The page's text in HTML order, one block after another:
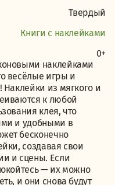
Твердый
Книги с наклейками
0+
наклейками
весёлые игры и
Наклейки из мягкого и
к любой
клея, что
и удобными в
бесконечно
создавая свои
и сцены. Если
— их можно
и они снова будут